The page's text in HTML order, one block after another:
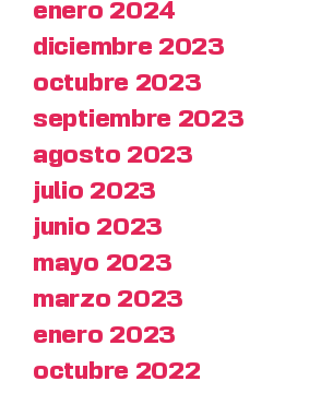
enero 2024
diciembre 2023
octubre 2023
septiembre 2023
agosto 2023
julio 2023
junio 2023
mayo 2023
marzo 2023
enero 2023
octubre 2022